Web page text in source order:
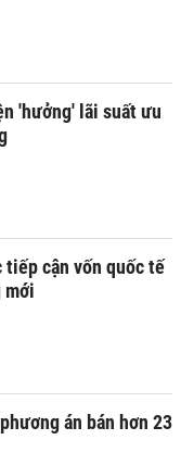
'hưởng' lãi suất ưu
cận vốn quốc tế
mới
án bán hơn 23